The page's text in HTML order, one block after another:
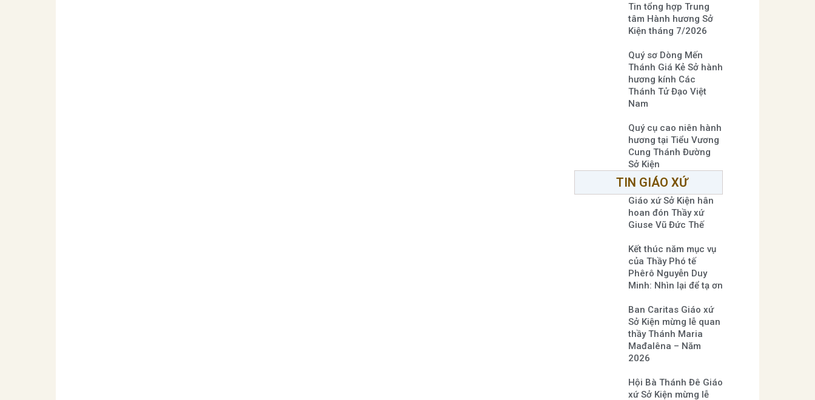
Tin tổng hợp Trung
tâm Hành hương Sở
Kiện tháng 7/2026
Quý sơ Dòng Mến
Thánh Giá Kẻ Sở hành
hương kính Các
Thánh Tử Đạo Việt
Nam
Quý cụ cao niên hành
hương tại Tiểu Vương
Cung Thánh Đường
Sở Kiện
TIN GIÁO XỨ
Giáo xứ Sở Kiện hân
hoan đón Thầy xứ
Giuse Vũ Đức Thế
Kết thúc năm mục vụ
của Thầy Phó tế
Phêrô Nguyễn Duy
Minh: Nhìn lại để tạ ơn
Ban Caritas Giáo xứ
Sở Kiện mừng lễ quan
thầy Thánh Maria
Mađalêna – Năm
2026
Hội Bà Thánh Đê Giáo
xứ Sở Kiện mừng lễ